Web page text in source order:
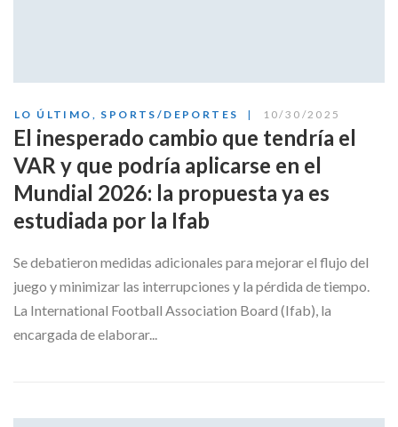
LO ÚLTIMO , SPORTS/DEPORTES 10/30/2025
El inesperado cambio que tendría el
VAR y que podría aplicarse en el
Mundial 2026: la propuesta ya es
estudiada por la Ifab
Se debatieron medidas adicionales para mejorar el flujo del
juego y minimizar las interrupciones y la pérdida de tiempo.
La International Football Association Board (Ifab), la
encargada de elaborar...